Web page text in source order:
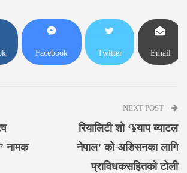
Facebook Twitter Email
नामक
NEXT POST
रियालिटी शो ‘¥याप ब्याटल
नेपाल’ को अडिसनका लागि
प्राविधकसहितको टोली